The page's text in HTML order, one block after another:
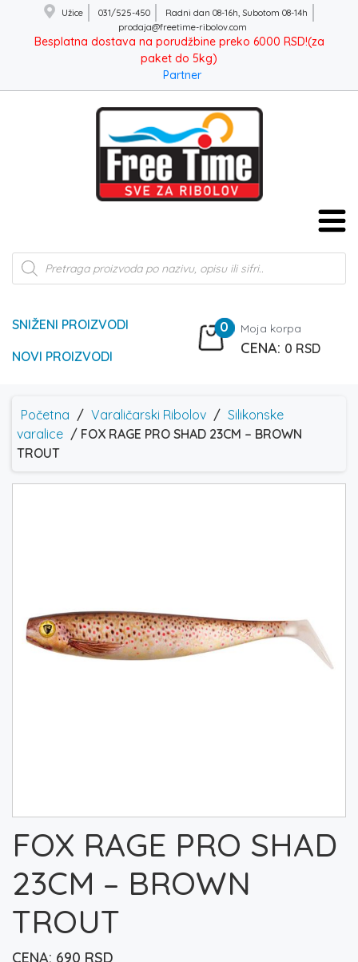
Užice 031/525-450
Radni dan 08-16h, Subotom 08-14h
prodaja@freetime-ribolov.com
Besplatna dostava na porudžbine preko 6000 RSD!(za
paket do 5kg)
Partner
Products
search
SNIŽENI PROIZVODI
NOVI PROIZVODI
0 Moja korpa
0 RSD
Početna / Varaličarski Ribolov / Silikonske
varalice / FOX RAGE PRO SHAD 23CM – BROWN
TROUT
FOX RAGE PRO SHAD
23CM – BROWN
TROUT
690 RSD